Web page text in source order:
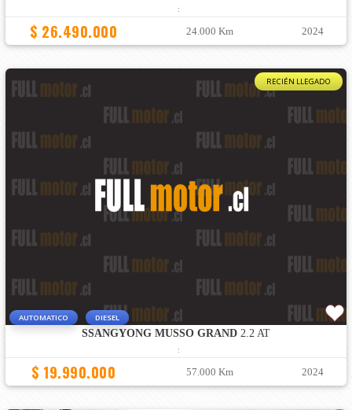
:
$ 26.490.000 24.000 Km 2024
RECIÉN LLEGADO
AUTOMATICO DIESEL
SSANGYONG MUSSO GRAND2.2 AT
:
$ 19.990.000 57.000 Km 2024